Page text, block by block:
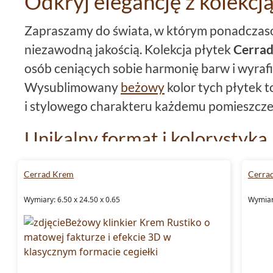
Zapraszamy do świata, w którym
niezawodną jakością. Kolekcja płytek
osób ceniących sobie harmonię barw i
Wysublimowany beżowy kolor tych płytek
i stylowego charakteru każdemu
Unikalny format i kolorystyka
pełnej harmonii i estetycznego spokoju.
się z różnorodnymi elementami
przytulnego klimatu.
Cerrad Krem
Wymiary: 6.50 x 24.50 x 0.65